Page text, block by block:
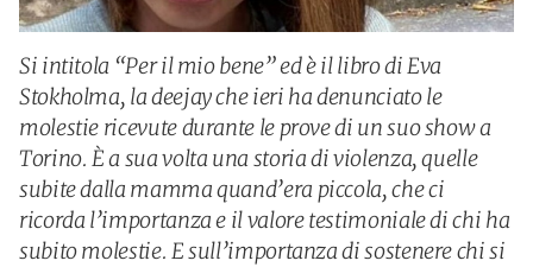
Si intitola “Per il mio bene” ed è il libro di Eva
Stokholma, la deejay che ieri ha denunciato le
molestie ricevute durante le prove di un suo show a
Torino. È a sua volta una storia di violenza, quelle
subite dalla mamma quand’era piccola, che ci
ricorda l’importanza e il valore testimoniale di chi ha
subito molestie. E sull’importanza di sostenere chi si